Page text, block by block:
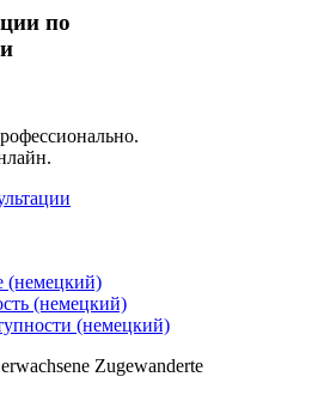
по
(немецкий)
(немецкий)
(немецкий)
Zugewanderte